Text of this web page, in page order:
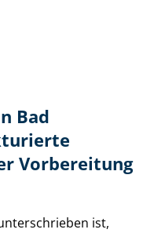
Bad
Vorbereitung
ist,